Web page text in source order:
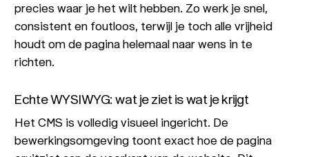
precies waar je het wilt hebben. Zo werk je snel,
consistent en foutloos, terwijl je toch alle vrijheid
houdt om de pagina helemaal naar wens in te
richten.
Echte WYSIWYG: wat je ziet is wat je krijgt
Het CMS is volledig visueel ingericht. De
bewerkingsomgeving toont exact hoe de pagina